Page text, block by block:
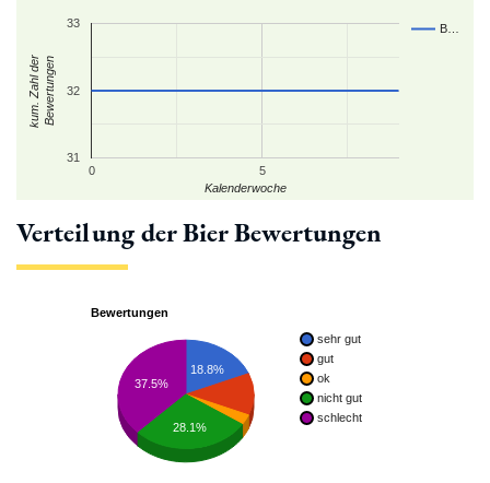
B…
0 5
31
32
33
Kalenderwoche
kum. Zahl derBewertungen
Verteilung der Bier Bewertungen
Bewertungen
sehr gut
gut
ok
nicht gut
schlecht
18.8%
37.5%
28.1%